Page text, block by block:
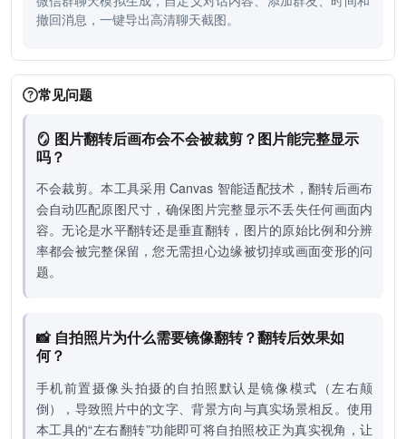
撤回消息，一键导出高清聊天截图。
常见问题
🪞 图片翻转后画布会不会被裁剪？图片能完整显示
吗？
不会裁剪。本工具采用 Canvas 智能适配技术，翻转后画布
会自动匹配原图尺寸，确保图片完整显示不丢失任何画面内
容。无论是水平翻转还是垂直翻转，图片的原始比例和分辨
率都会被完整保留，您无需担心边缘被切掉或画面变形的问
题。
📸 自拍照片为什么需要镜像翻转？翻转后效果如
何？
手机前置摄像头拍摄的自拍照默认是镜像模式（左右颠
倒），导致照片中的文字、背景方向与真实场景相反。使用
本工具的“左右翻转”功能即可将自拍照校正为真实视角，让